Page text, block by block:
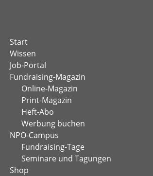
Start
Wissen
Job-Portal
Fundraising-Magazin
Online-Magazin
Print-Magazin
Heft-Abo
Werbung buchen
NPO-Campus
Fundraising-Tage
Seminare und Tagungen
Shop